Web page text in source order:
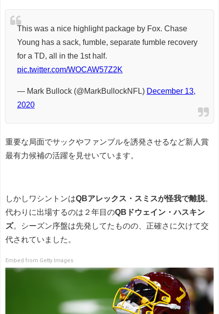
This was a nice highlight package by Fox. Chase
Young has a sack, fumble, separate fumble recovery
for a TD, all in the 1st half.
pic.twitter.com/WOCAW57Z2K
— Mark Bullock (@MarkBullockNFL) December 13,
2020
重要な局面でサックやファンブルを誘発させるなど新人賞
最有力候補の活躍を見せいています。
しかしワシントンはQBアレックス・スミスが怪我で離脱。
代わりに出場するのは２年目のQBドウェイン・ハスキン
ズ。シーズン序盤は先発してたものの、正確さに欠けて交
代されていました。
Embed from Getty Images